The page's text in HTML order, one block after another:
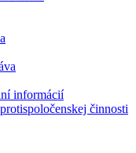
informácií
činnosti